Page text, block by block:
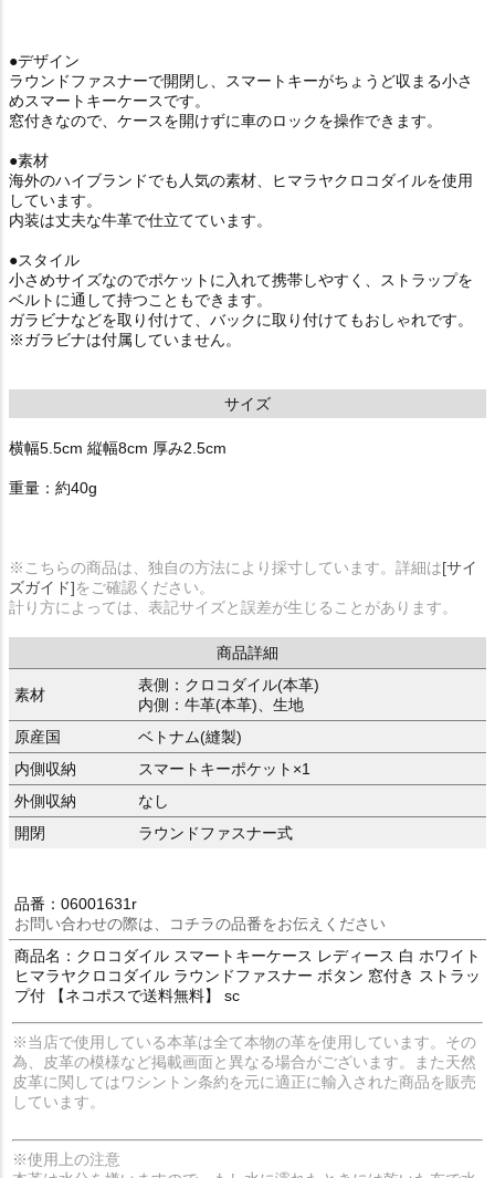
●デザイン
ラウンドファスナーで開閉し、スマートキーがちょうど収まる小さ
めスマートキーケースです。
窓付きなので、ケースを開けずに車のロックを操作できます。
●素材
海外のハイブランドでも人気の素材、ヒマラヤクロコダイルを使用
しています。
内装は丈夫な牛革で仕立てています。
●スタイル
小さめサイズなのでポケットに入れて携帯しやすく、ストラップを
ベルトに通して持つこともできます。
ガラビナなどを取り付けて、バックに取り付けてもおしゃれです。
※ガラビナは付属していません。
サイズ
横幅5.5cm 縦幅8cm 厚み2.5cm
重量：約40g
※こちらの商品は、独自の方法により採寸しています。詳細は[サイ
ズガイド]をご確認ください。
計り方によっては、表記サイズと誤差が生じることがあります。
商品詳細
素材
表側：クロコダイル(本革)
内側：牛革(本革)、生地
原産国
ベトナム(縫製)
内側収納
スマートキーポケット×1
外側収納
なし
開閉
ラウンドファスナー式
品番：06001631r
お問い合わせの際は、コチラの品番をお伝えください
商品名：クロコダイル スマートキーケース レディース 白 ホワイト
ヒマラヤクロコダイル ラウンドファスナー ボタン 窓付き ストラッ
プ付 【ネコポスで送料無料】 sc
※当店で使用している本革は全て本物の革を使用しています。その
為、皮革の模様など掲載画面と異なる場合がございます。また天然
皮革に関してはワシントン条約を元に適正に輸入された商品を販売
しています。
※使用上の注意